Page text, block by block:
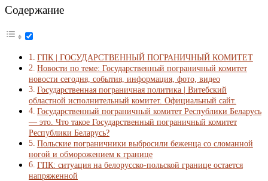
Содержание
ГПК | ГОСУДАРСТВЕННЫЙ ПОГРАНИЧНЫЙ КОМИТЕТ
Новости по теме: Государственный пограничный комитет
новости сегодня, события, информация, фото, видео
Государственная пограничная политика | Витебский
областной исполнительный комитет. Официальный сайт.
Государственный пограничный комитет Республики Беларусь
— это. Что такое Государственный пограничный комитет
Республики Беларусь?
Польские пограничники выбросили беженца со сломанной
ногой и обморожением к границе
ГПК: ситуация на белорусско-польской границе остается
напряженной